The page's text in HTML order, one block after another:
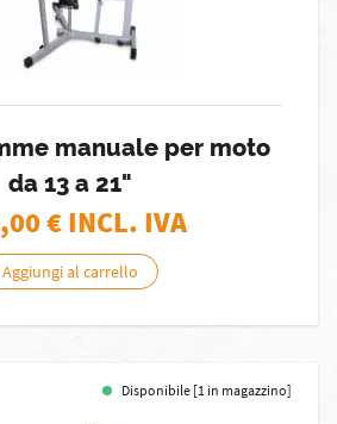
manuale per moto
da 13 a 21"
€ INCL. IVA
Aggiungi al carrello
Disponibile [1 in magazzino]